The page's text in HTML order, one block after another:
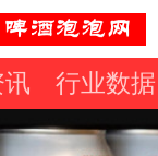
行业数据